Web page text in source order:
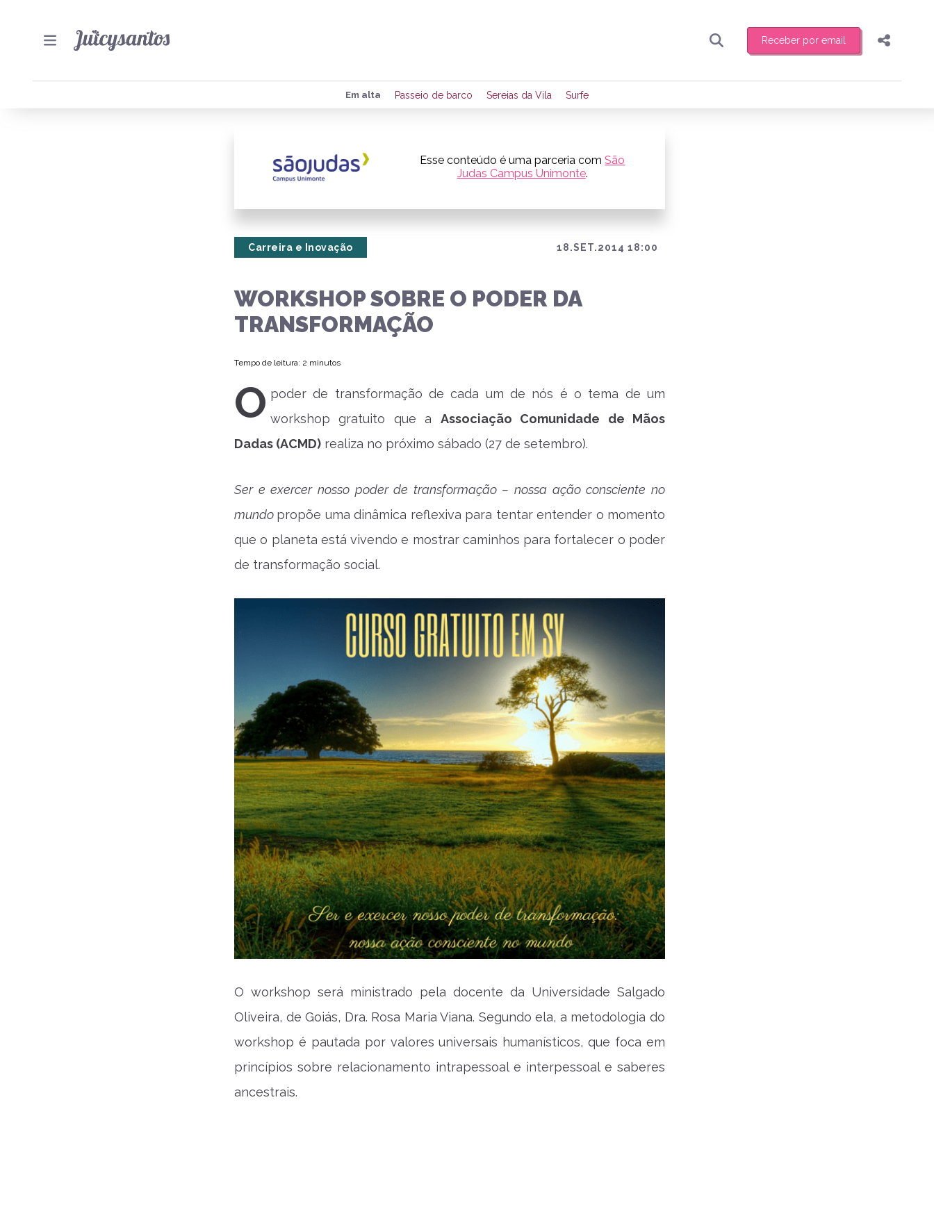
Receber por email
Preencha seus dados para receber toda sexta-feira de manhã o resumo
de eventos e notícias da região.
Quero receber novidades
Compartilhar
Em alta Passeio de barco Sereias da Vila Surfe
Esse conteúdo é uma parceria comSão
Judas Campus Unimonte.
18.SET.2014 18:00
Carreira e Inovação
WORKSHOP SOBRE O PODER DA
TRANSFORMAÇÃO
Tempo de leitura: 2 minutos
O poder de transformação de cada um de nós é o tema de um
workshop gratuito que a Associação Comunidade de Mãos
Dadas (ACMD) realiza no próximo sábado (27 de setembro).
Ser e exercer nosso poder de transformação – nossa ação consciente no
mundo propõe uma dinâmica reflexiva para tentar entender o momento
que o planeta está vivendo e mostrar caminhos para fortalecer o poder
de transformação social.
O workshop será ministrado pela docente da Universidade Salgado
Oliveira, de Goiás, Dra. Rosa Maria Viana. Segundo ela, a metodologia do
workshop é pautada por valores universais humanísticos, que foca em
princípios sobre relacionamento intrapessoal e interpessoal e saberes
ancestrais.